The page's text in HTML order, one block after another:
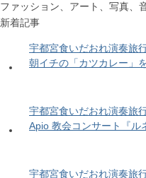
ファッション、アート、写真、
新着記事
宇都宮食いだおれ演奏旅
朝イチの「カツカレー」
宇都宮食いだおれ演奏旅
Apio 教会コンサート『ル
宇都宮食いだおれ演奏旅